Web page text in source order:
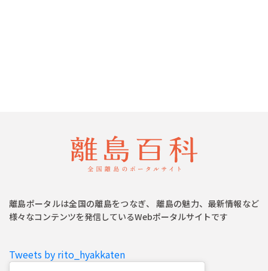
離島ポータルは全国の離島をつなぎ、 離島の魅力、最新情報など
様々なコンテンツを発信しているWebポータルサイトです
Tweets by rito_hyakkaten